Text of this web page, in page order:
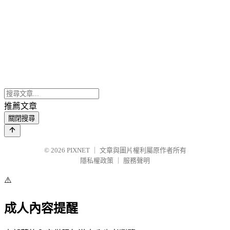
推薦文章
關閉搜尋
© 2026 PIXNET
文章與圖片權利屬原作者所有
隱私權政策
服務聲明
⚠️
成人內容提醒